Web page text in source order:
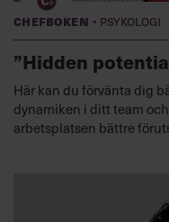
Chefboken · Psykologi
”Hidden
Här kan du förvänta dig
dynamiken i ditt team
arbetsplatsen bättre